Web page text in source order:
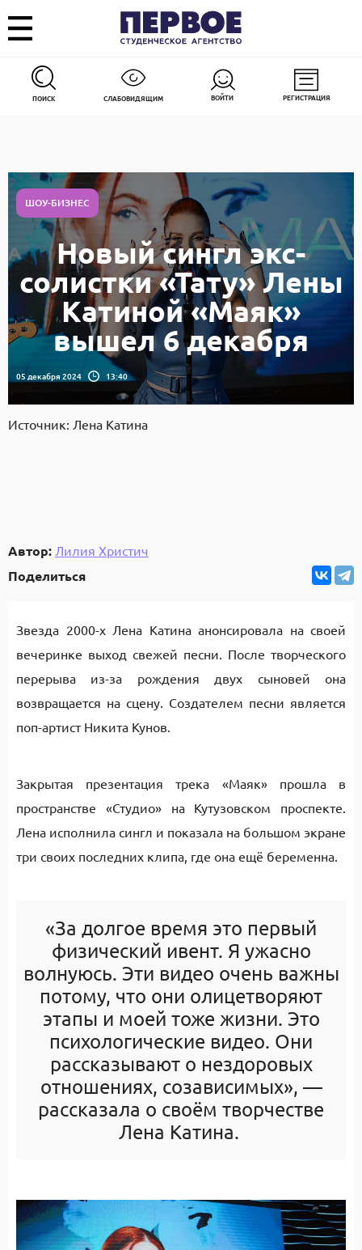
ПОИСК СЛАБОВИДЯЩИМ ВОЙТИ РЕГИСТРАЦИЯ
ШОУ-БИЗНЕС
Новый сингл экс-
солистки «Тату» Лены
Катиной «Маяк»
вышел 6 декабря
05 декабря 2024 13:40
Источник: Лена Катина
Автор: Лилия Христич
Поделиться
Звезда 2000-х Лена Катина анонсировала на своей
вечеринке выход свежей песни. После творческого
перерыва из-за рождения двух сыновей она
возвращается на сцену. Создателем песни является
поп-артист Никита Кунов.
Закрытая презентация трека «Маяк» прошла в
пространстве «Студио» на Кутузовском проспекте.
Лена исполнила сингл и показала на большом экране
три своих последних клипа, где она ещё беременна.
«За долгое время это первый
физический ивент. Я ужасно
волнуюсь. Эти видео очень важны
потому, что они олицетворяют
этапы и моей тоже жизни. Это
психологические видео. Они
рассказывают о нездоровых
отношениях, созависимых», —
рассказала о своём творчестве
Лена Катина.